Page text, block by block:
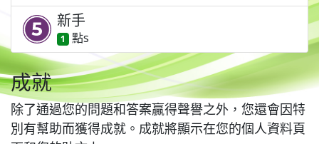
新手
1 點s
成就
除了通過您的問題和答案贏得聲譽之外，您還會因特
別有幫助而獲得成就。 成就將顯示在您的個人資料頁